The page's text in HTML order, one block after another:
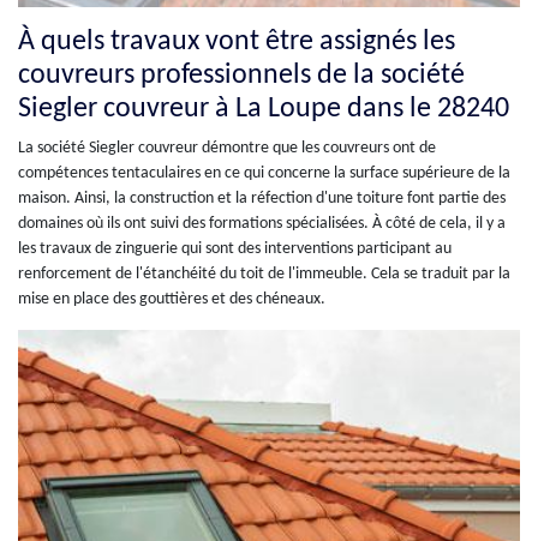
À quels travaux vont être assignés les
couvreurs professionnels de la société
Siegler couvreur à La Loupe dans le 28240
La société Siegler couvreur démontre que les couvreurs ont de
compétences tentaculaires en ce qui concerne la surface supérieure de la
maison. Ainsi, la construction et la réfection d'une toiture font partie des
domaines où ils ont suivi des formations spécialisées. À côté de cela, il y a
les travaux de zinguerie qui sont des interventions participant au
renforcement de l'étanchéité du toit de l'immeuble. Cela se traduit par la
mise en place des gouttières et des chéneaux.